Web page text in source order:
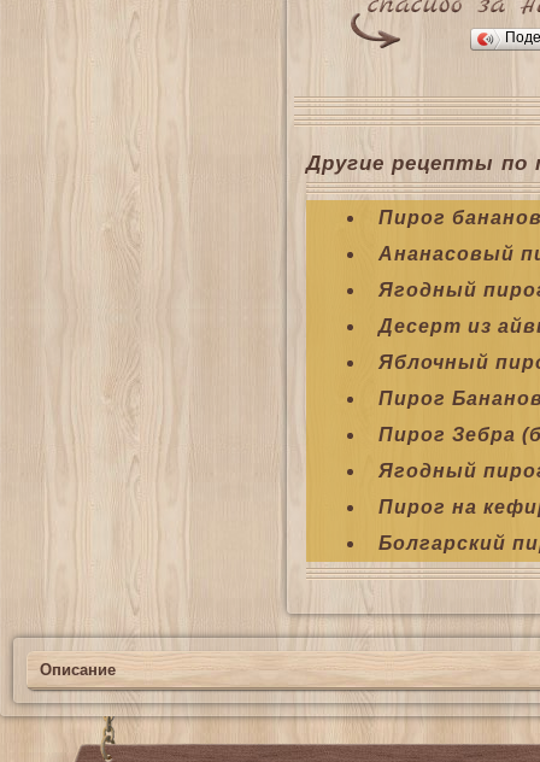
Другие рецепты по
Пирог
Ананасовый
Ягодный
Десерт из
Яблочный
Пирог
Пирог Зебра
Ягодный
Пирог на
Болгарский
Описание